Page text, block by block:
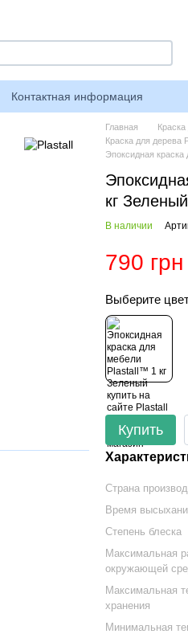
Контактная информация
Главная
Краска для дерева
Эпоксидная
кг Зеленый
В наличии
790 грн
Выберите
Купить
Страна
Время
Степень блеска
Максимальная
окружающей
Максимальная
хранения
Минимальная